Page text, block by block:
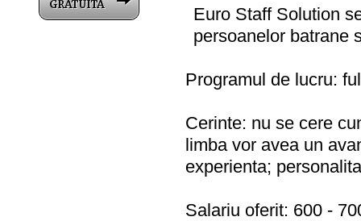
Euro Staff Solution
persoanelor batrane
Programul de lucru:
Cerinte: nu se cere
limba vor avea un
experienta;
Salariu oferit: 600 -